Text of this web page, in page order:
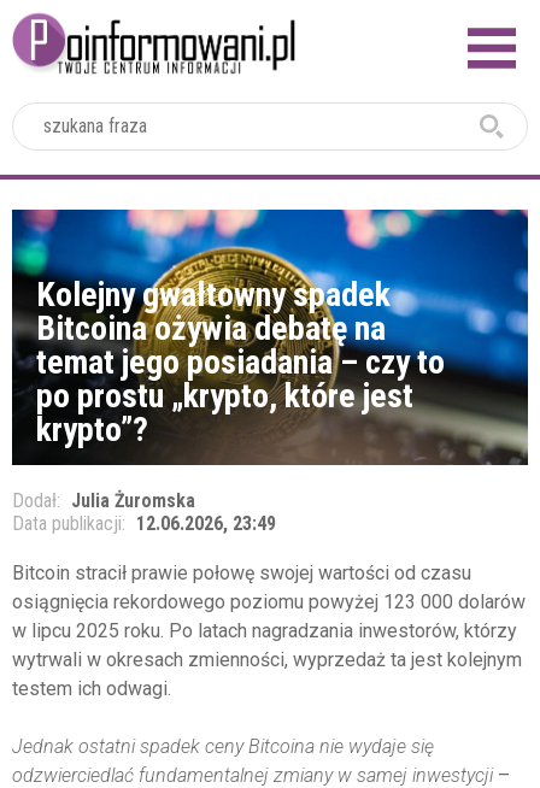
Kolejny gwałtowny spadek
Bitcoina ożywia debatę na
temat jego posiadania – czy to
po prostu „krypto, które jest
krypto”?
Dodał: Julia Żuromska
Data publikacji: 12.06.2026, 23:49
Bitcoin stracił prawie połowę swojej wartości od czasu
osiągnięcia rekordowego poziomu powyżej 123 000 dolarów
w lipcu 2025 roku. Po latach nagradzania inwestorów, którzy
wytrwali w okresach zmienności, wyprzedaż ta jest kolejnym
testem ich odwagi.
Jednak ostatni spadek ceny Bitcoina nie wydaje się
odzwierciedlać fundamentalnej zmiany w samej inwestycji–